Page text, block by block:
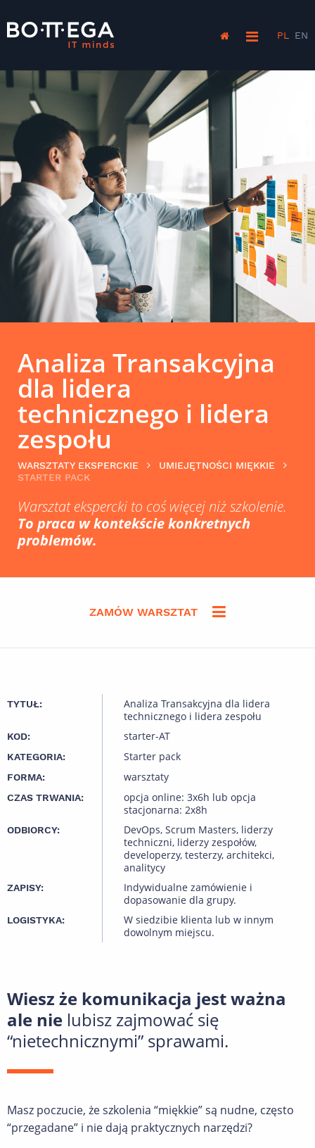
PL EN
Analiza Transakcyjna
dla lidera
technicznego i lidera
zespołu
WARSZTATY EKSPERCKIE
UMIEJĘTNOŚCI MIĘKKIE
STARTER PACK
Warsztat ekspercki to coś więcej niż szkolenie.
To praca w kontekście konkretnych
problemów.
ZAMÓW WARSZTAT
TYTUŁ:
Analiza Transakcyjna dla lidera
technicznego i lidera zespołu
KOD: starter-AT
KATEGORIA: Starter pack
FORMA: warsztaty
CZAS TRWANIA:
opcja online: 3x6h lub opcja
stacjonarna: 2x8h
ODBIORCY:
DevOps, Scrum Masters, liderzy
techniczni, liderzy zespołów,
developerzy, testerzy, architekci,
analitycy
ZAPISY:
Indywidualne zamówienie i
dopasowanie dla grupy.
LOGISTYKA:
W siedzibie klienta lub w innym
dowolnym miejscu.
Wiesz że komunikacja jest ważna
ale nie lubisz zajmować się
“nietechnicznymi” sprawami.
Masz poczucie, że szkolenia “miękkie” są nudne, często
“przegadane” i nie dają praktycznych narzędzi?